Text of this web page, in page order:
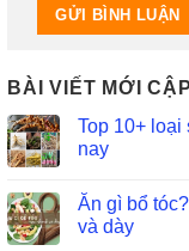
BÀI VIẾT MỚI
Top 10+ loại
nay
Ăn gì bổ
và dày